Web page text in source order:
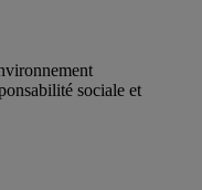
sociale et